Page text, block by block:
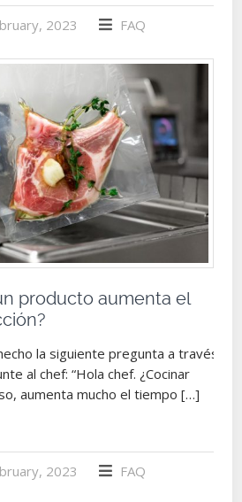
2023 FAQ
producto aumenta el
la siguiente pregunta a través
al chef: “Hola chef. ¿Cocinar
aumenta mucho el tiempo […]
2023 FAQ